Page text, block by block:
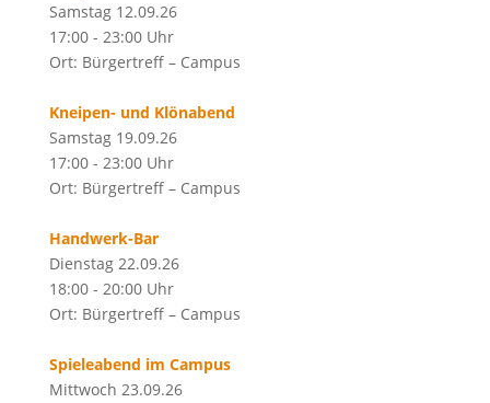
Samstag 12.09.26
17:00 - 23:00 Uhr
Ort: Bürgertreff – Campus
Kneipen- und Klönabend
Samstag 19.09.26
17:00 - 23:00 Uhr
Ort: Bürgertreff – Campus
Handwerk-Bar
Dienstag 22.09.26
18:00 - 20:00 Uhr
Ort: Bürgertreff – Campus
Spieleabend im Campus
Mittwoch 23.09.26